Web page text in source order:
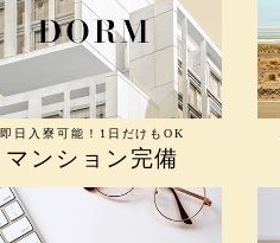
即日入寮可能！1日だけもOK
マンション完備